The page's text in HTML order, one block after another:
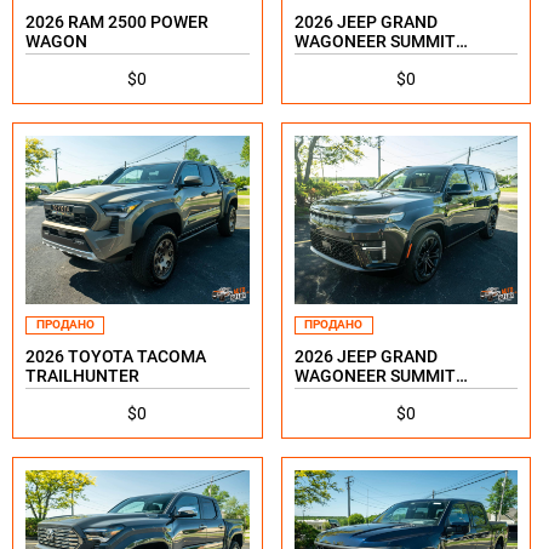
2026 RAM 2500 POWER
WAGON
$0
2026 JEEP GRAND
WAGONEER SUMMIT
RESERVE
$0
ПРОДАНО
2026 TOYOTA TACOMA
TRAILHUNTER
$0
ПРОДАНО
2026 JEEP GRAND
WAGONEER SUMMIT
RESERVE
$0